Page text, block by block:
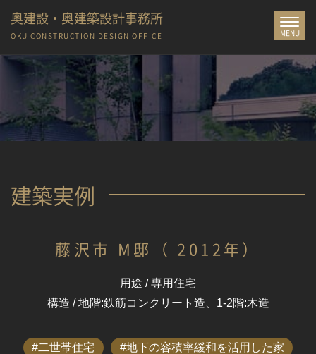
Toggle
MENU
奥建設・奥建築設計事務所
OKU CONSTRUCTION DESIGN OFFICE
建築実例
藤沢市 M邸（ 2012年）
用途 / 専用住宅
構造 / 地階:鉄筋コンクリート造、1-2階:木造
二世帯住宅 地下の容積率緩和を活用した家